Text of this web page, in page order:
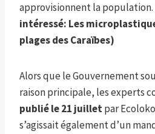
approvisionnent la population.
intéressé: Les
plages des Caraïbes)
Alors que le Gouvernement
raison principale, les experts
publié le 21 juilletpar
s’agissait également d’un